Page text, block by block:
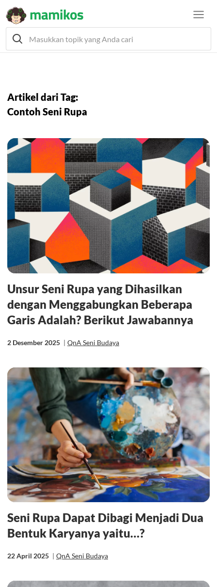
Artikel dari Tag:
Contoh Seni Rupa
Unsur Seni Rupa yang Dihasilkan
dengan Menggabungkan Beberapa
Garis Adalah? Berikut Jawabannya
2 Desember 2025 | QnA Seni Budaya
Seni Rupa Dapat Dibagi Menjadi Dua
Bentuk Karyanya yaitu…?
22 April 2025 | QnA Seni Budaya